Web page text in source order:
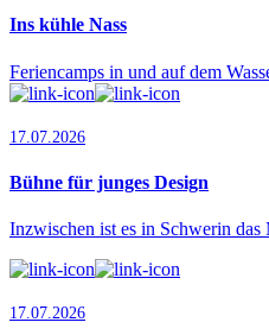
Ins kühle Nass
Feriencamps in und auf dem
17.07.2026
Bühne für junges Design
Inzwischen ist es in Schwerin
17.07.2026